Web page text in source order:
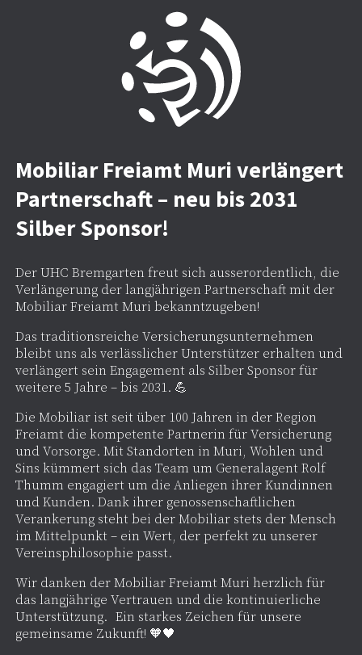
Mobiliar Freiamt Muri verlängert
Partnerschaft – neu bis 2031
Silber Sponsor!
Der UHC Bremgarten freut sich ausserordentlich, die
Verlängerung der langjährigen Partnerschaft mit der
Mobiliar Freiamt Muri bekanntzugeben!
Das traditionsreiche Versicherungsunternehmen
bleibt uns als verlässlicher Unterstützer erhalten und
verlängert sein Engagement als Silber Sponsor für
weitere 5 Jahre – bis 2031. 💪
Die Mobiliar ist seit über 100 Jahren in der Region
Freiamt die kompetente Partnerin für Versicherung
und Vorsorge. Mit Standorten in Muri, Wohlen und
Sins kümmert sich das Team um Generalagent Rolf
Thumm engagiert um die Anliegen ihrer Kundinnen
und Kunden. Dank ihrer genossenschaftlichen
Verankerung steht bei der Mobiliar stets der Mensch
im Mittelpunkt – ein Wert, der perfekt zu unserer
Vereinsphilosophie passt.
Wir danken der Mobiliar Freiamt Muri herzlich für
das langjährige Vertrauen und die kontinuierliche
Unterstützung. Ein starkes Zeichen für unsere
gemeinsame Zukunft! 🧡🖤